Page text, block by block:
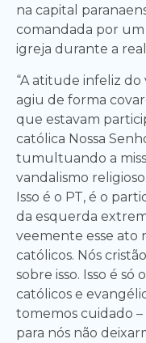
na capital
comandada por
igreja durante a
“A atitude infeliz
agiu de forma
que estavam
católica Nossa
tumultuando a
vandalismo
Isso é o PT, é o
da esquerda
veemente esse ato
católicos. Nós
sobre isso. Isso é só
católicos e
tomemos cuidado –
para nós não